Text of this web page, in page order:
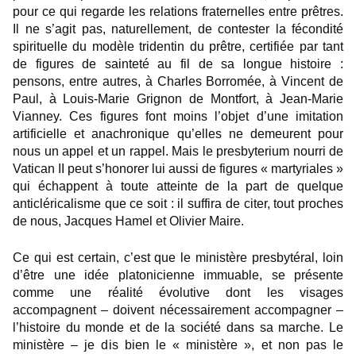
pour ce qui regarde les relations fraternelles entre prêtres.
Il ne s’agit pas, naturellement, de contester la fécondité
spirituelle du modèle tridentin du prêtre, certifiée par tant
de figures de sainteté au fil de sa longue histoire :
pensons, entre autres, à Charles Borromée, à Vincent de
Paul, à Louis-Marie Grignon de Montfort, à Jean-Marie
Vianney. Ces figures font moins l’objet d’une imitation
artificielle et anachronique qu’elles ne demeurent pour
nous un appel et un rappel. Mais le presbyterium nourri de
Vatican II peut s’honorer lui aussi de figures « martyriales »
qui échappent à toute atteinte de la part de quelque
anticléricalisme que ce soit : il suffira de citer, tout proches
de nous, Jacques Hamel et Olivier Maire.
Ce qui est certain, c’est que le ministère presbytéral, loin
d’être une idée platonicienne immuable, se présente
comme une réalité évolutive dont les visages
accompagnent – doivent nécessairement accompagner –
l’histoire du monde et de la société dans sa marche. Le
ministère – je dis bien le « ministère », et non pas le